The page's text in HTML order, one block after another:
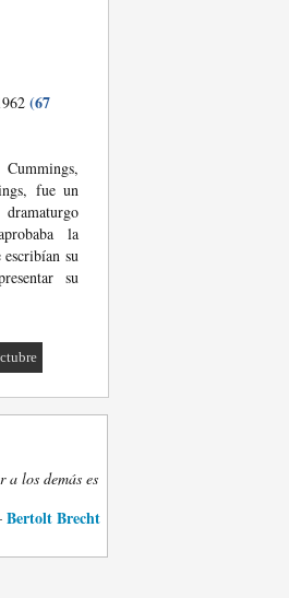
(67
fue un
la
escribían su
su
a los demás es
Bertolt Brecht